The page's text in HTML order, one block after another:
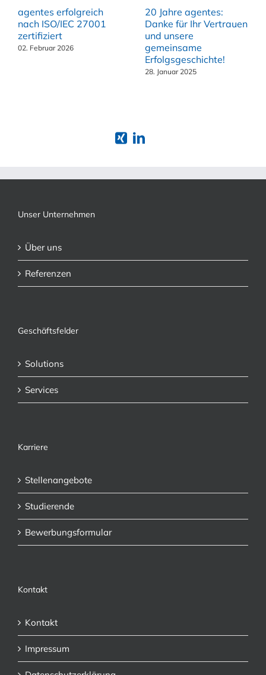
agentes erfolgreich
nach ISO/IEC 27001
zertifiziert
02. Februar 2026
20 Jahre agentes:
Danke für Ihr Vertrauen
und unsere
gemeinsame
Erfolgsgeschichte!
28. Januar 2025
Unser Unternehmen
Über uns
Referenzen
Geschäftsfelder
Solutions
Services
Karriere
Stellenangebote
Studierende
Bewerbungsformular
Kontakt
Kontakt
Impressum